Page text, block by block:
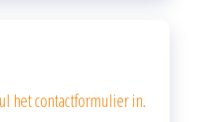
het contactformulier in.